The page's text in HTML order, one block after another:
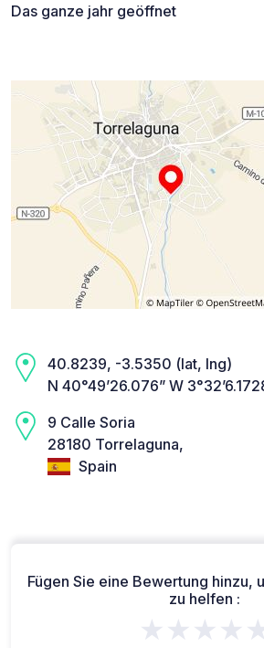
Das ganze jahr geöffnet
40.8239, -3.5350 (lat, lng)
N 40°49’26.076” W
9 Calle Soria
28180 Torrelaguna,
Spain
Fügen Sie eine Bewertung hinzu,
zu helfen :